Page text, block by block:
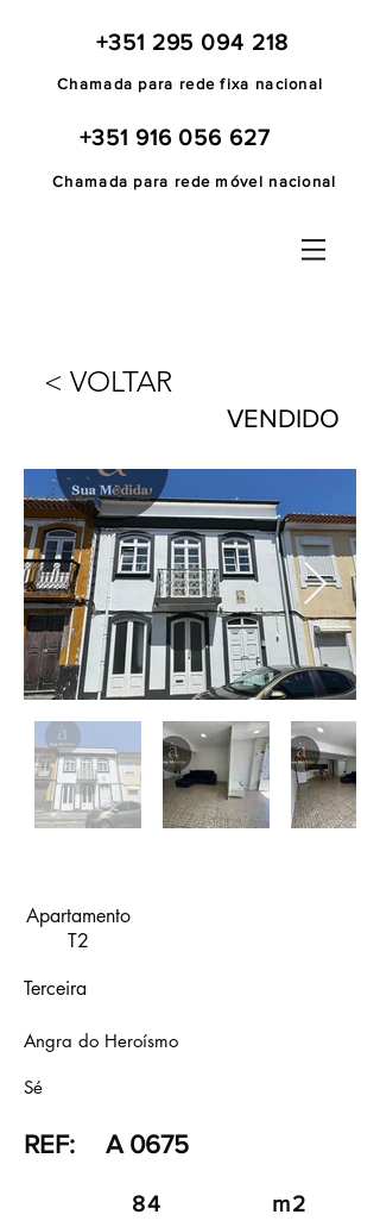
+351 295 094 218
Chamada para rede fixa nacional
+351 916 056 627
Chamada para rede móvel nacional
< VOLTAR
VENDIDO
Apartamento
T2
Terceira
Angra do Heroísmo
Sé
REF: A 0675
84 m2